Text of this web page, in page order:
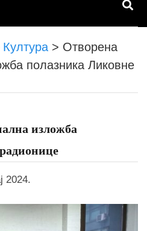
Култура > Отворена
полазника Ликовне
изложба
2024.